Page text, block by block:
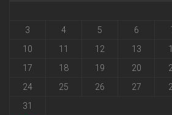
3
4 5 6
10
11 12 13
17
18 19 20
24
25 26 27
31